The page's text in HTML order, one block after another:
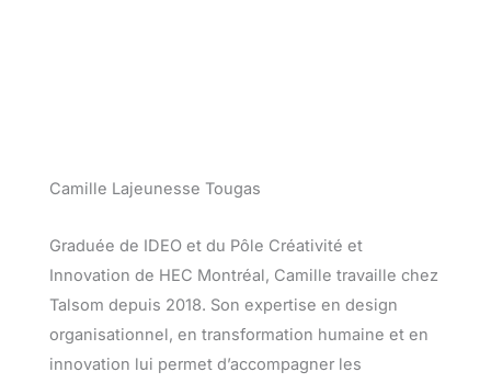
Camille Lajeunesse Tougas
Graduée de IDEO et du Pôle Créativité et
Innovation de HEC Montréal, Camille travaille chez
Talsom depuis 2018. Son expertise en design
organisationnel, en transformation humaine et en
innovation lui permet d’accompagner les